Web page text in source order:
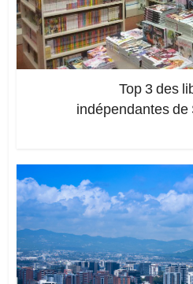
Top 3 des
indépendantes